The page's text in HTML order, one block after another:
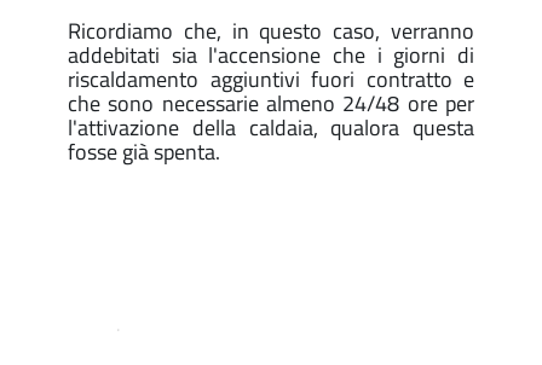
Ricordiamo che, in questo caso, verranno
addebitati sia l'accensione che i giorni di
riscaldamento aggiuntivi fuori contratto e
che sono necessarie almeno 24/48 ore per
l'attivazione della caldaia, qualora questa
fosse già spenta.
.